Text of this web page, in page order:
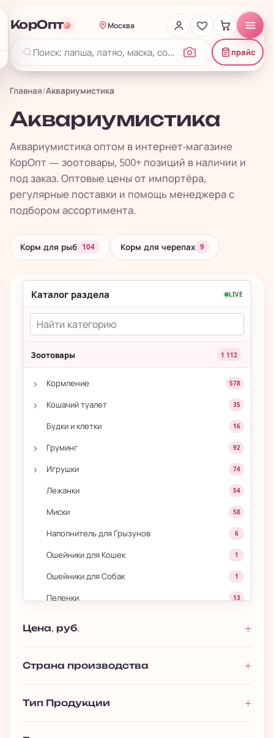
КорОпт Москва
прайс
Главная/Аквариумистика
Аквариумистика
Аквариумистика оптом в интернет-магазине
КорОпт — зоотовары, 500+ позиций в наличии и
под заказ. Оптовые цены от импортёра,
регулярные поставки и помощь менеджера с
подбором ассортимента.
Корм для рыб 104 Корм для черепах 9
Каталог раздела LIVE
Зоотовары 1 112
› Кормление 578
› Кошачий туалет 35
Будки и клетки 16
› Груминг 92
› Игрушки 74
Лежанки 54
Миски 58
Наполнитель для Грызунов 6
Ошейники для Кошек 1
Ошейники для Собак 1
Пеленки 13
Поводки
› Аквариумистика
Цена, руб.
Страна производства
Тип Продукции